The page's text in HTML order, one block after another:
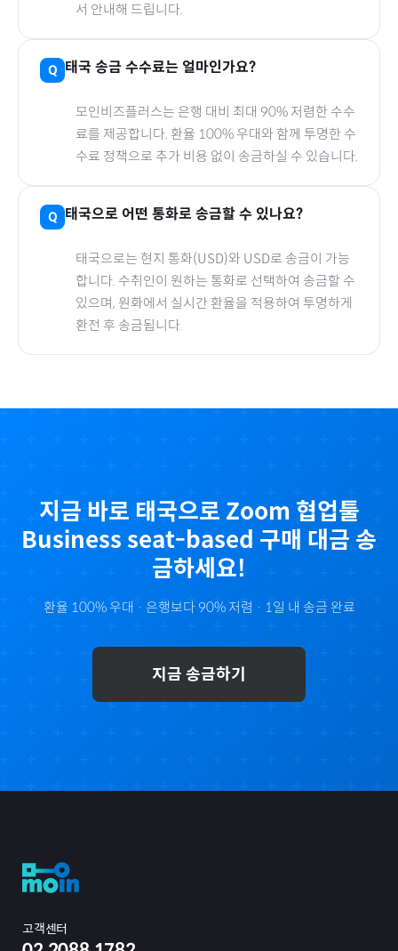
서 안내해 드립니다.
태국 송금 수수료는 얼마인가요?
모인비즈플러스는 은행 대비 최대 90% 저렴한 수수
료를 제공합니다. 환율 100% 우대와 함께 투명한 수
수료 정책으로 추가 비용 없이 송금하실 수 있습니다.
태국으로 어떤 통화로 송금할 수 있나요?
태국으로는 현지 통화(USD)와 USD로 송금이 가능
합니다. 수취인이 원하는 통화로 선택하여 송금할 수
있으며, 원화에서 실시간 환율을 적용하여 투명하게
환전 후 송금됩니다.
지금 바로 태국으로 Zoom 협업툴
Business seat-based 구매 대금 송
금하세요!
환율 100% 우대 · 은행보다 90% 저렴 · 1일 내 송금 완료
지금 송금하기
고객센터